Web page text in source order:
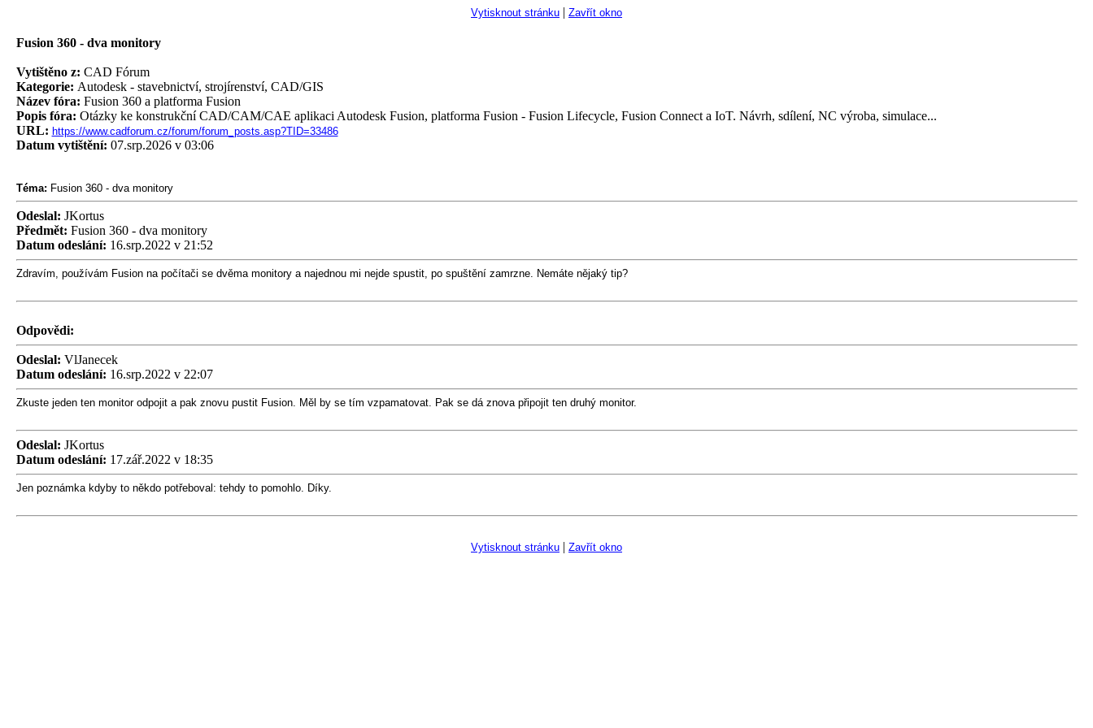
Vytisknout stránku | Zavřít okno
Fusion 360 - dva monitory
Vytištěno z: CAD Fórum
Kategorie: Autodesk - stavebnictví, strojírenství, CAD/GIS
Název fóra: Fusion 360 a platforma Fusion
Popis fóra: Otázky ke konstrukční CAD/CAM/CAE aplikaci Autodesk Fusion, platforma Fusion - Fusion Lifecycle, Fusion Connect a IoT. Návrh, sdílení, NC výroba, simulace...
URL: https://www.cadforum.cz/forum/forum_posts.asp?TID=33486
Datum vytištění: 07.srp.2026 v 03:06
Téma: Fusion 360 - dva monitory
Odeslal: JKortus
Předmět: Fusion 360 - dva monitory
Datum odeslání: 16.srp.2022 v 21:52
Zdravím, používám Fusion na počítači se dvěma monitory a najednou mi nejde spustit, po spuštění zamrzne. Nemáte nějaký tip?
Odpovědi:
Odeslal: VlJanecek
Datum odeslání: 16.srp.2022 v 22:07
Zkuste jeden ten monitor odpojit a pak znovu pustit Fusion. Měl by se tím vzpamatovat. Pak se dá znova připojit ten druhý monitor.
Odeslal: JKortus
Datum odeslání: 17.zář.2022 v 18:35
Jen poznámka kdyby to někdo potřeboval: tehdy to pomohlo. Díky.
Vytisknout stránku | Zavřít okno